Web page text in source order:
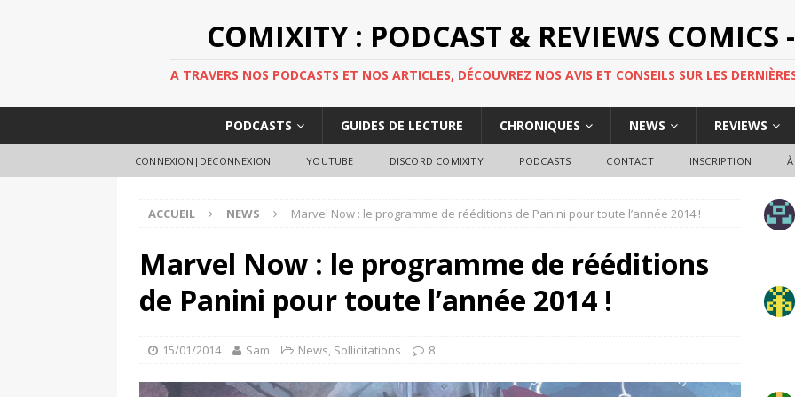
COMIXITY : PODCAST & REVIEWS COMICS
A TRAVERS NOS PODCASTS ET NOS ARTICLES, DÉCOUVREZ NOS AVIS ET CONSEILS SUR LES
PODCASTS GUIDES DE LECTURE CHRONIQUES NEWS REVIEWS
CONNEXION|DECONNEXION YOUTUBE DISCORD COMIXITY PODCASTS CONTACT INSCRIPTION
ACCUEIL NEWS Marvel Now : le programme de rééditions de Panini pour toute l’année 2014 !
Marvel Now : le programme de rééditions
de Panini pour toute l’année 2014 !
15/01/2014 Sam News, Sollicitations 8